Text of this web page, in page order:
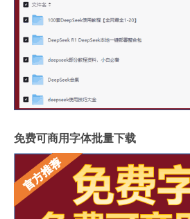
免费可商用字体批量下载